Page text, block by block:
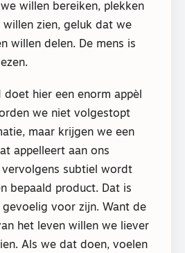
willen bereiken, plekken
zien, geluk dat we
willen delen. De mens is
doet hier een enorm appèl
we niet volgestopt
maar krijgen we een
appelleert aan ons
subtiel wordt
bepaald product. Dat is
voor zijn. Want de
het leven willen we liever
Als we dat doen, voelen